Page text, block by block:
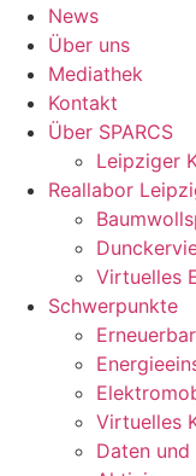
News
Über uns
Mediathek
Kontakt
Über SPARCS
Leipziger
Reallabor
Virtuelles
Schwerpunkte
Virtuelles
Daten